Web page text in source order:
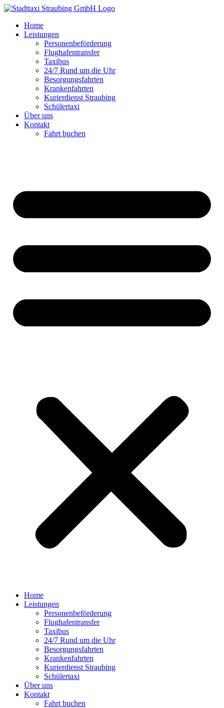
Zum
springenHome
Leistungen
Personenbeförderung
Flughafentransfer
Taxibus
24/7 Rund um die Uhr
Besorgungsfahrten
Krankenfahrten
Kurierdienst Straubing
Schülertaxi
Über uns
Kontakt
Fahrt buchen
Home
Leistungen
Personenbeförderung
Flughafentransfer
Taxibus
24/7 Rund um die Uhr
Besorgungsfahrten
Krankenfahrten
Kurierdienst Straubing
Schülertaxi
Über uns
Kontakt
Fahrt buchen